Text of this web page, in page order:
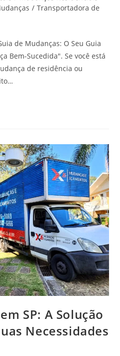
/ Transportadora de
de Mudanças: O Seu Guia
Bem-Sucedida". Se você está
de residência ou
SP: A Solução
Necessidades